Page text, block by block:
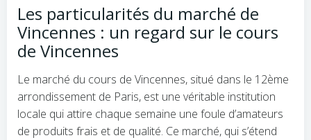
Les particularités du marché de
Vincennes : un regard sur le cours
de Vincennes
Le marché du cours de Vincennes, situé dans le 12ème
arrondissement de Paris, est une véritable institution
locale qui attire chaque semaine une foule d’amateurs
de produits frais et de qualité. Ce marché, qui s’étend